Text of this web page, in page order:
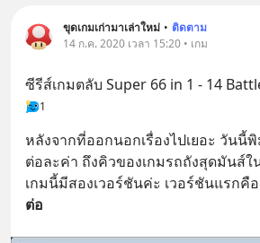
ขุดเกมเก่ามาเล่าใหม่ • ติดตาม
14 ก.ค. 2020 เวลา 15:20 • เกม
ซีรีส์เกมตลับ Super 66 in 1 - 14
1
หลังจากที่ออกนอกเรื่องไปเยอะ วันนี้
ต่อละค่า ถึงคิวของเกมรถถังสุดมันส์
เกมนี้มีสองเวอร์ชันค่ะ เวอร์ชันแรกคื
ต่อ